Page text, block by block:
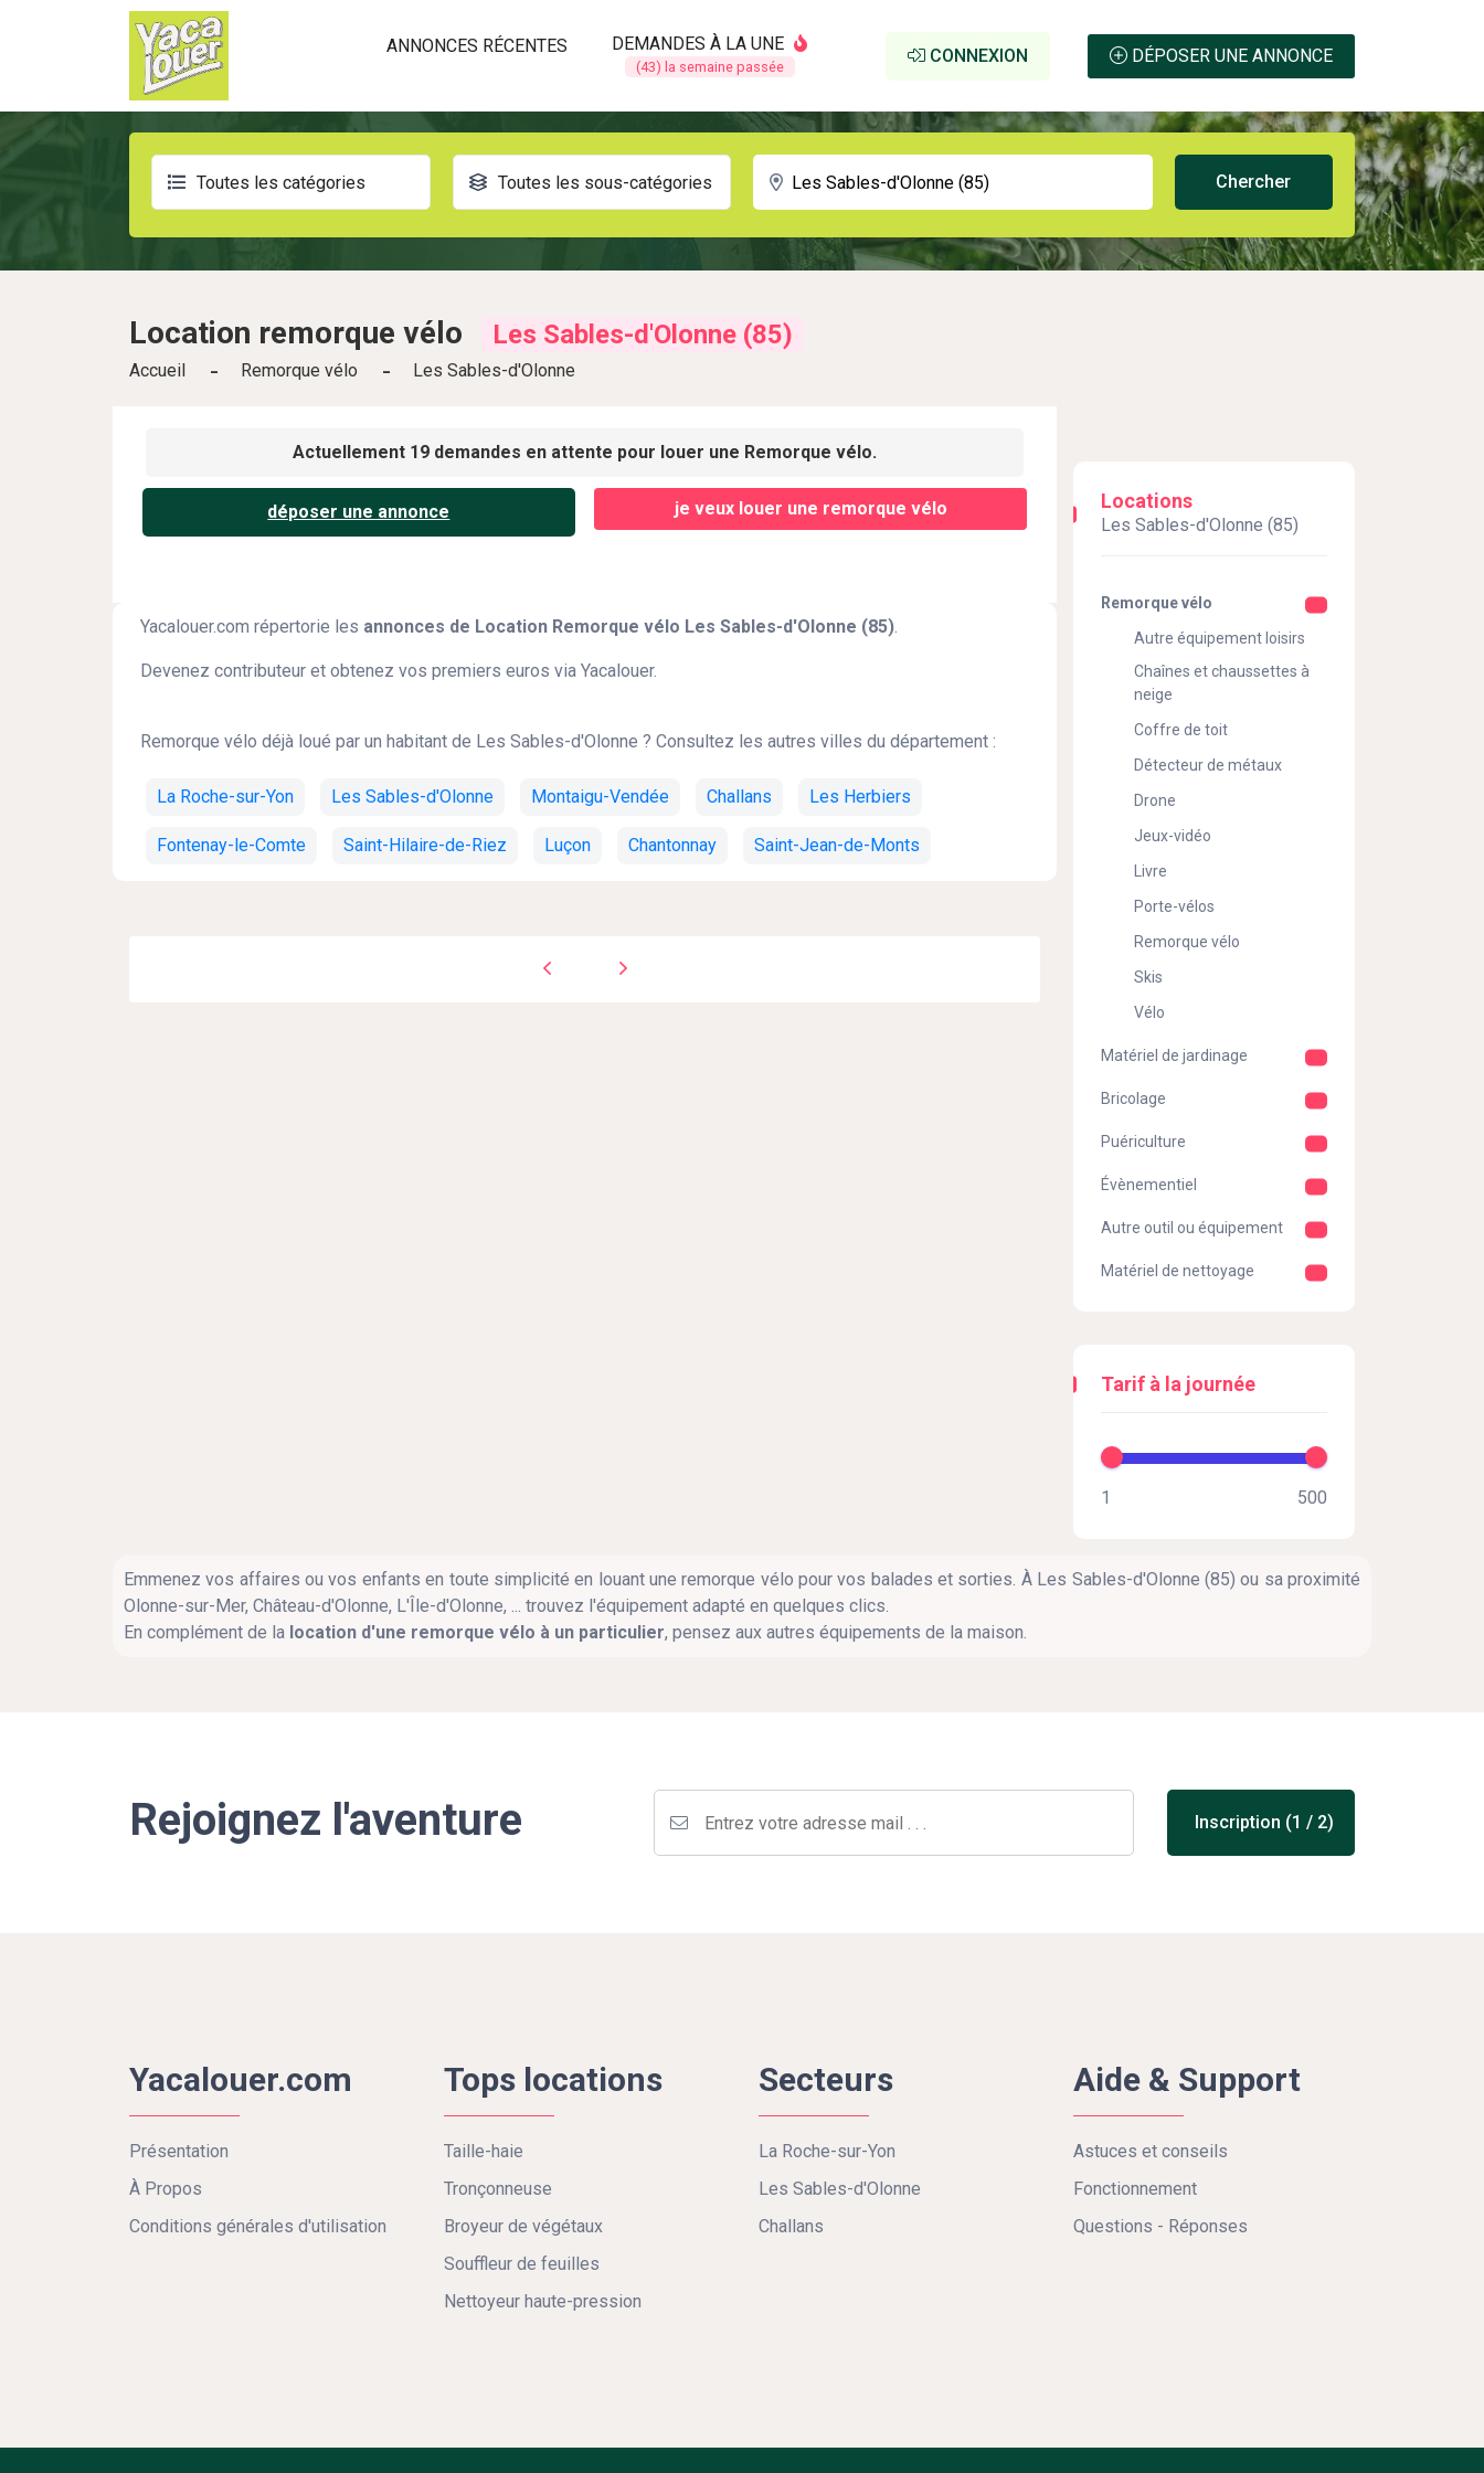
ANNONCES RÉCENTES DEMANDES À LA UNE
(43) la semaine passée
CONNEXION DÉPOSER UNE ANNONCE
Toutes les catégories Toutes les sous-catégories
Location remorque vélo Les Sables-d'Olonne (85)
Accueil Remorque vélo Les Sables-d'Olonne
Actuellement 19 demandes en attente pour louer une Remorque vélo.
déposer une annonce je veux louer une remorque vélo
Yacalouer.com répertorie les annonces de Location Remorque vélo Les Sables-d'Olonne (85).
Devenez contributeur et obtenez vos premiers euros via Yacalouer.
Remorque vélo déjà loué par un habitant de Les Sables-d'Olonne ? Consultez les autres villes du département :
La Roche-sur-Yon Les Sables-d'Olonne Montaigu-Vendée Challans Les Herbiers
Fontenay-le-Comte Saint-Hilaire-de-Riez Luçon Chantonnay Saint-Jean-de-Monts
Locations
Les Sables-d'Olonne (85)
Remorque vélo
Autre équipement loisirs
Chaînes et chaussettes à
neige
Coffre de toit
Détecteur de métaux
Drone
Jeux-vidéo
Livre
Porte-vélos
Remorque vélo
Skis
Vélo
Matériel de jardinage
Bricolage
Puériculture
Évènementiel
Autre outil ou équipement
Matériel de nettoyage
Tarif à la journée
Emmenez vos affaires ou vos enfants en toute simplicité en louant une remorque vélo pour vos balades et sorties. À Les Sables-d'Olonne (85) ou sa proximité
Olonne-sur-Mer, Château-d'Olonne, L'Île-d'Olonne, ... trouvez l'équipement adapté en quelques clics.
En complément de la location d'une remorque vélo à un particulier, pensez aux autres équipements de la maison.
Rejoignez l'aventure Inscription (1 / 2)
Yacalouer.com
Présentation
À Propos
Conditions générales d'utilisation
Tops locations
Taille-haie
Tronçonneuse
Broyeur de végétaux
Souffleur de feuilles
Nettoyeur haute-pression
Secteurs
La Roche-sur-Yon
Les Sables-d'Olonne
Challans
Aide & Support
Astuces et conseils
Fonctionnement
Questions - Réponses